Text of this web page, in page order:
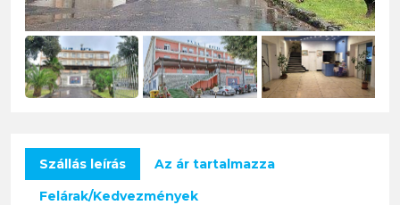
Szállás leírás
Az ár tartalmazza
Felárak/Kedvezmények